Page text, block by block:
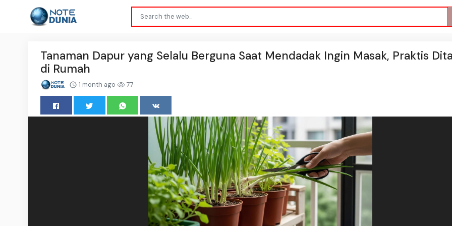
Tanaman Dapur yang Selalu Berguna Saat Mendadak Ingin Masak, Praktis
di Rumah
1 month ago 77